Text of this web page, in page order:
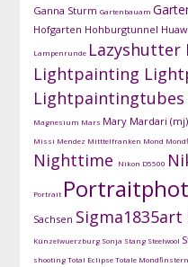
Ganna Sturm Gartenbauam
Hofgarten Hohburgtunnel
Lampenrunde Lazyshutter
Lightpainting
Lightpaintingtubes
Magnesium Mars Mary Mardari (mj)
Missi Mendez Mitttelfranken Mond
Nighttime Nikon D5500
Portrait
Sachsen Sigma1835art
Künzelwuerzburg Sonja Stang Steelwool
shootingTotal EclipseTotale